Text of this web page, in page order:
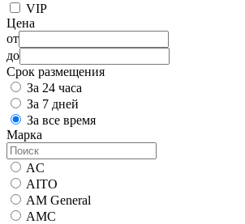
VIP
Цена
от
до
Срок размещения
За 24 часа
За 7 дней
За все время
Марка
AC
AITO
AM General
AMC